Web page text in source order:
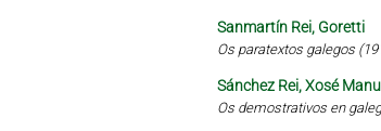
Sanmartín Rei, Goretti
Os paratextos galegos
Sánchez Rei, Xosé
Os demostrativos en